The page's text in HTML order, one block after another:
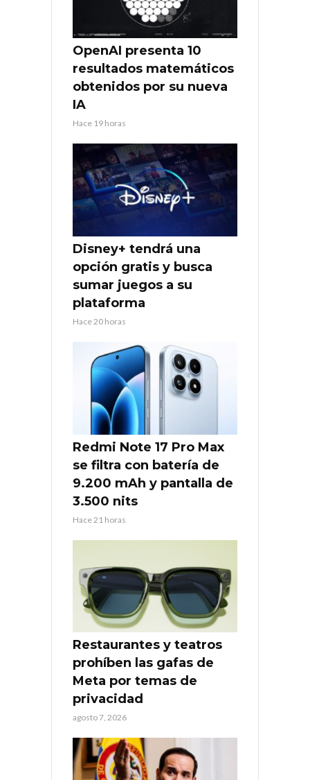
OpenAI presenta 10
resultados matemáticos
obtenidos por su nueva
IA
Hace 19 horas
Disney+ tendrá una
opción gratis y busca
sumar juegos a su
plataforma
Hace 20 horas
Redmi Note 17 Pro Max
se filtra con batería de
9.200 mAh y pantalla de
3.500 nits
Hace 21 horas
Restaurantes y teatros
prohíben las gafas de
Meta por temas de
privacidad
agosto 7, 2026